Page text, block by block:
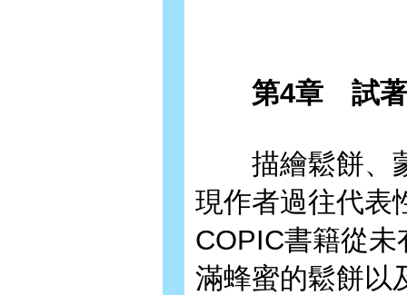
第4章 試著
描繪鬆餅、蒙
現作者過往代表
COPIC書籍從
滿蜂蜜的鬆餅以